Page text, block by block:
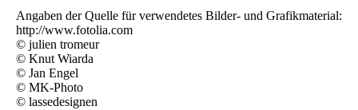
Angaben der Quelle für verwendetes Bilder- und Grafikmaterial:
http://www.fotolia.com
© julien tromeur
© Knut Wiarda
© Jan Engel
© MK-Photo
© lassedesignen